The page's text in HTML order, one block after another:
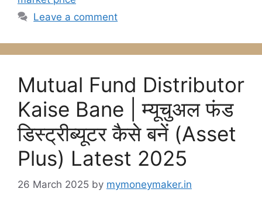
Leave a comment
Mutual Fund Distributor
Kaise Bane | म्यूचुअल फंड
डिस्ट्रीब्यूटर कैसे बनें (Asset
Plus) Latest 2025
26 March 2025 by mymoneymaker.in